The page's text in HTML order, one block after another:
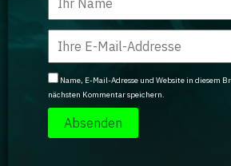
Name, E-Mail-Adresse und Website in diesem
nächsten Kommentar speichern.